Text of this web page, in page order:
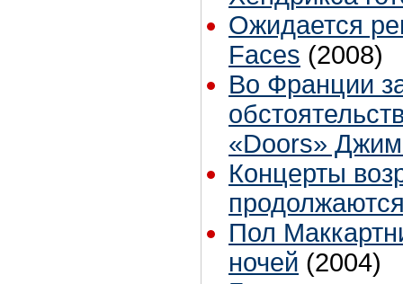
Ожидается
Faces (2008)
Во Франции
«Doors»
Концерты
Пол
ночей (2004)